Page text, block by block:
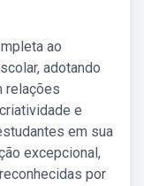
ao
adotando
relações
e
em sua
excepcional,
por